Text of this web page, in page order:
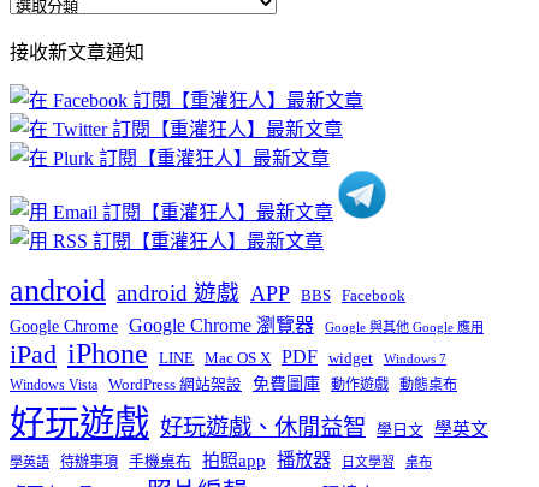
全
文
章
分
類
接收新文章通知
android android 遊戲 APP BBS Facebook
Google Chrome Google Chrome 瀏覽器 Google 與其他 Google 應用
iPad iPhone LINE Mac OS X PDF widget Windows 7
Windows Vista WordPress 網站架設 免費圖庫 動作遊戲 動態桌布
好玩遊戲 好玩遊戲、休閒益智 學日文 學英文
學英語 待辦事項 手機桌布 拍照app 播放器 日文學習 桌布